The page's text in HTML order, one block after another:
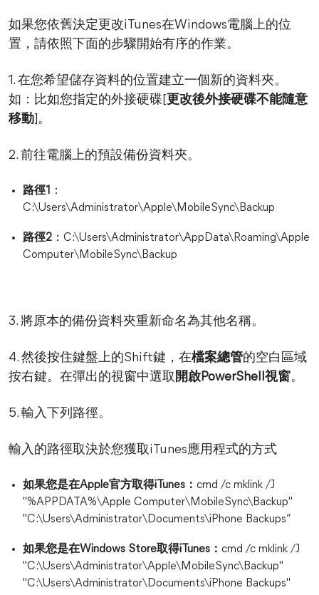
如果您依舊決定更改iTunes在Windows電腦上的位
置，請依照下面的步驟開始有序的作業。
1. 在您希望儲存資料的位置建立一個新的資料夾。
如：比如您指定的外接硬碟[更改後外接硬碟不能隨意
移動]。
2. 前往電腦上的預設備份資料夾。
路徑1
：
C:\Users\Administrator\Apple\MobileSync\Backup
路徑2 ：C:\Users\Administrator\AppData\Roaming\Apple
Computer\MobileSync\Backup
3. 將原本的備份資料夾重新命名為其他名稱。
4. 然後按住鍵盤上的Shift鍵，在檔案總管的空白區域
按右鍵。在彈出的視窗中選取 開啟PowerShell視窗。
5. 輸入下列路徑。
輸入的路徑取決於您獲取iTunes應用程式的方式
如果您是在Apple官方取得iTunes： cmd /c mklink /J
"%APPDATA%\Apple Computer\MobileSync\Backup"
"C:\Users\Administrator\Documents\iPhone Backups”
如果您是在Windows Store取得iTunes： cmd /c mklink /J
"C:\Users\Administrator\Apple\MobileSync\Backup"
"C:\Users\Administrator\Documents\iPhone Backups"